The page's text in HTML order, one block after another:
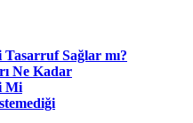
Sağlar mı?
Ne Kadar
Mi